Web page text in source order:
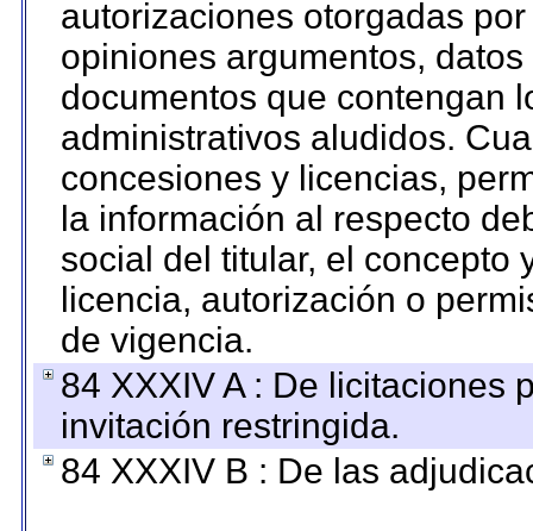
autorizaciones otorgadas
opiniones argumentos,
documentos que contengan
administrativos aludidos.
concesiones y licencias,
la información al respecto
social del titular, el concepto
licencia, autorización o
de vigencia.
84 XXXIV A : De licitaciones
invitación restringida.
84 XXXIV B : De las